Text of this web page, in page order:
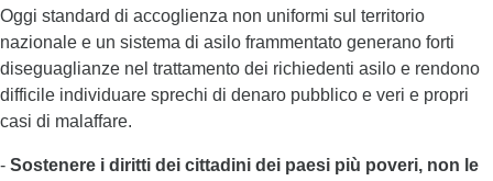
Oggi standard di accoglienza non uniformi sul territorio
nazionale e un sistema di asilo frammentato generano forti
diseguaglianze nel trattamento dei richiedenti asilo e rendono
difficile individuare sprechi di denaro pubblico e veri e propri
casi di malaffare.
- Sostenere i diritti dei cittadini dei paesi più poveri, non le